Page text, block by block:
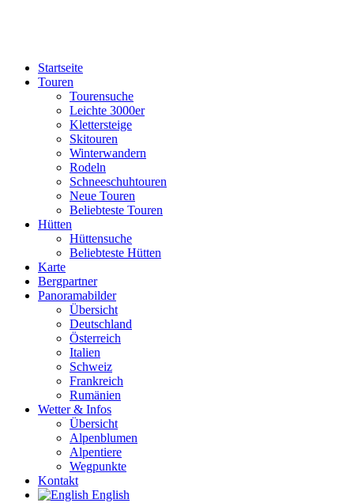
Startseite
Touren
Tourensuche
Leichte 3000er
Klettersteige
Skitouren
Winterwandern
Rodeln
Schneeschuhtouren
Neue Touren
Beliebteste Touren
Hütten
Hüttensuche
Beliebteste Hütten
Karte
Bergpartner
Panoramabilder
Übersicht
Deutschland
Österreich
Italien
Schweiz
Frankreich
Rumänien
Wetter & Infos
Übersicht
Alpenblumen
Alpentiere
Wegpunkte
Kontakt
English